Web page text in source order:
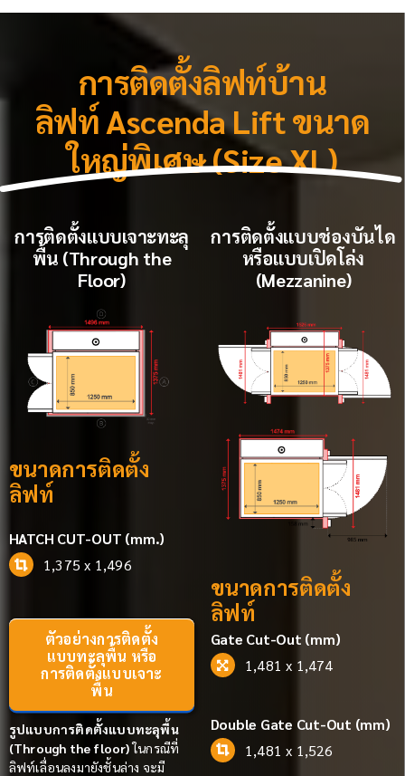
การติดตั้งลิฟท์บ้าน
ลิฟท์ Ascenda Lift ขนาด
ใหญ่พิเศษ (Size XL)
การติดตั้งแบบเจาะทะลุ
พื้น (Through the
Floor)
ขนาดการติดตั้ง
ลิฟท์
HATCH CUT-OUT (mm.)
1,375 x 1,496
ตัวอย่างการติดตั้ง
แบบทะลุพื้น หรือ
การติดตั้งแบบเจาะ
พื้น
รูปแบบการติดตั้งแบบทะลุพื้น
(Through the floor)ในกรณีที่
ลิฟท์เลื่อนลงมายังชั้นล่าง จะมี
การติดตั้งแบบช่องบันได
หรือแบบเปิดโล่ง
(Mezzanine)
ขนาดการติดตั้ง
ลิฟท์
Gate Cut-Out (mm)
1,481 x 1,474
Double Gate Cut-Out (mm)
1,481 x 1,526